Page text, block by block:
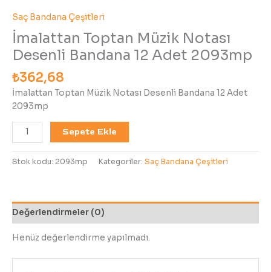
Saç Bandana Çeşitleri
İmalattan Toptan Müzik Notası
Desenli Bandana 12 Adet 2093mp
₺362,68
İmalattan Toptan Müzik Notası Desenli Bandana 12 Adet
2093mp
Sepete Ekle
Stok kodu: 2093mp Kategoriler: Saç Bandana Çeşitleri
Değerlendirmeler (0)
Henüz değerlendirme yapılmadı.